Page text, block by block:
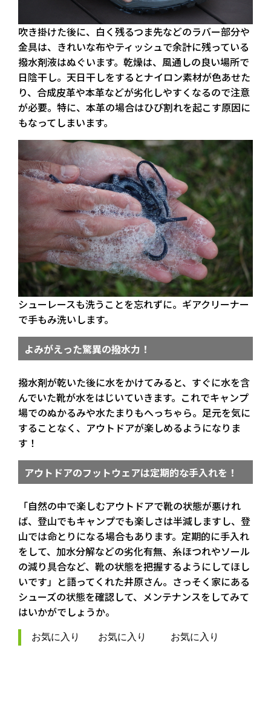
吹き掛けた後に、白く残るつま先などのラバー部分や
金具は、きれいな布やティッシュで余計に残っている
撥水剤液はぬぐいます。乾燥は、風通しの良い場所で
日陰干し。天日干しをするとナイロン素材が色あせた
り、合成皮革や本革などが劣化しやすくなるので注意
が必要。特に、本革の場合はひび割れを起こす原因に
もなってしまいます。
シューレースも洗うことを忘れずに。ギアクリーナー
で手もみ洗いします。
よみがえった驚異の撥水力！
撥水剤が乾いた後に水をかけてみると、すぐに水を含
んでいた靴が水をはじいていきます。これでキャンプ
場でのぬかるみや水たまりもへっちゃら。足元を気に
することなく、アウトドアが楽しめるようになりま
す！
アウトドアのフットウェアは定期的な手入れを！
「自然の中で楽しむアウトドアで靴の状態が悪けれ
ば、登山でもキャンプでも楽しさは半減しますし、登
山では命とりになる場合もあります。定期的に手入れ
をして、加水分解などの劣化有無、糸ほつれやソール
の減り具合など、靴の状態を把握するようにしてほし
いです」と語ってくれた井原さん。さっそく家にある
シューズの状態を確認して、メンテナンスをしてみて
はいかがでしょうか。
お気に入り   お気に入り    お気に入り